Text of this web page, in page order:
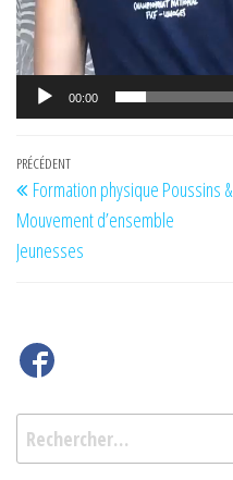
00:00
Navigation
de
l’article
Article
précédent
PRÉCÉDENT
Formation physique Poussins &
Mouvement d’ensemble
Jeunesses
Rechercher :